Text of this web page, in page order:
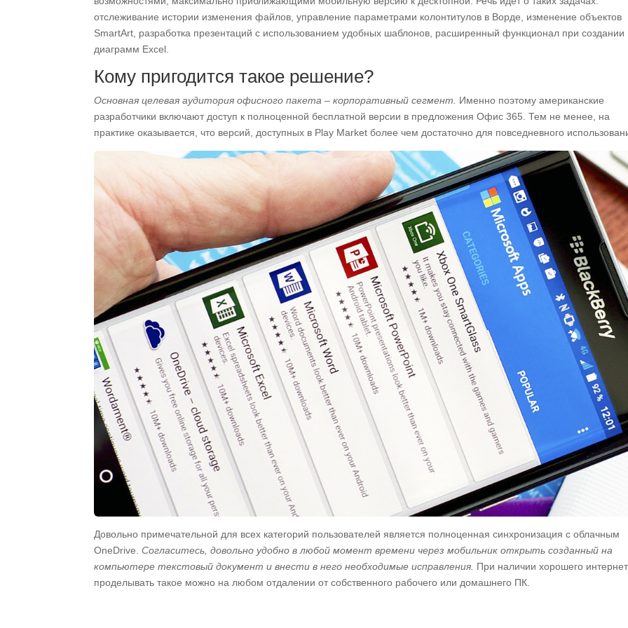
отслеживание истории изменения файлов, управление параметрами колонтитулов в Ворде, изменение объектов
SmartArt, разработка презентаций с использованием удобных шаблонов, расширенный функционал при создании
диаграмм Excel.
Кому пригодится такое решение?
Основная целевая аудитория офисного пакета – корпоративный сегмент. Именно поэтому американские
разработчики включают доступ к полноценной бесплатной версии в предложения Офис 365. Тем не менее, на
практике оказывается, что версий, доступных в Play Market более чем достаточно для повседневного
Довольно примечательной для всех категорий пользователей является полноценная синхронизация с облачным
OneDrive.Согласитесь, довольно удобно в любой момент времени через мобильник открыть созданный на
компьютере текстовый документ и внести в него необходимые исправления. При наличии хорошего
проделывать такое можно на любом отдалении от собственного рабочего или домашнего ПК.